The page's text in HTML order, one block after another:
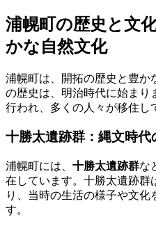
浦幌町の歴史と文
かな自然文化
浦幌町は、開拓の歴史と豊か
の歴史は、明治時代に始まり
行われ、多くの人々が移住し
十勝太遺跡群：縄文時代
浦幌町には、 十勝太遺跡群な
在しています。十勝太遺跡群
り、当時の生活の様子や文化
す。